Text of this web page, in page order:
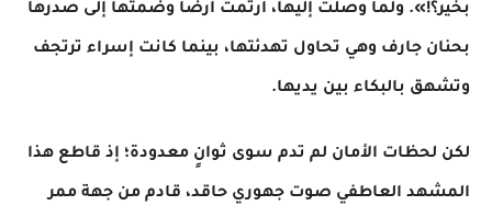
بخير؟!». ولما وصلت إليها، ارتمت أرضاً وضمتها إلى صدرها
بحنان جارف وهي تحاول تهدئتها، بينما كانت إسراء ترتجف
وتشهق بالبكاء بين يديها.
​لكن لحظات الأمان لم تدم سوى ثوانٍ معدودة؛ إذ قاطع هذا
المشهد العاطفي صوت جهوري حاقد، قادم من جهة ممر